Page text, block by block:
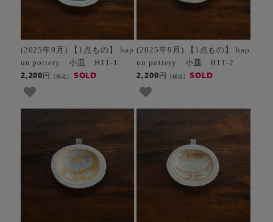
(2025年9月) 【1点もの】 hap
un pottery 小皿 H11-1
2,200円[税込] SOLD
(2025年9月) 【1点もの】 hap
un pottery 小皿 H11-2
2,200円 [税込] SOLD